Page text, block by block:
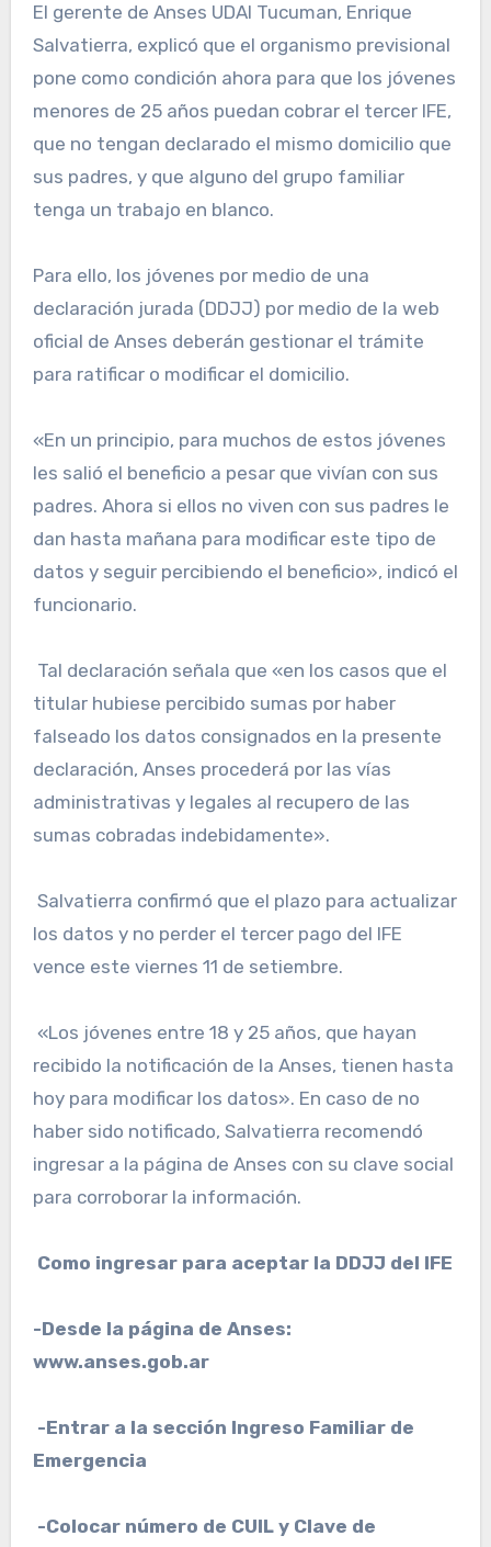
El gerente de Anses UDAI Tucuman, Enrique
Salvatierra, explicó que el organismo previsional
pone como condición ahora para que los jóvenes
menores de 25 años puedan cobrar el tercer IFE,
que no tengan declarado el mismo domicilio que
sus padres, y que alguno del grupo familiar
tenga un trabajo en blanco.
Para ello, los jóvenes por medio de una
declaración jurada (DDJJ) por medio de la web
oficial de Anses deberán gestionar el trámite
para ratificar o modificar el domicilio.
«En un principio, para muchos de estos jóvenes
les salió el beneficio a pesar que vivían con sus
padres. Ahora si ellos no viven con sus padres le
dan hasta mañana para modificar este tipo de
datos y seguir percibiendo el beneficio», indicó el
funcionario.
Tal declaración señala que «en los casos que el
titular hubiese percibido sumas por haber
falseado los datos consignados en la presente
declaración, Anses procederá por las vías
administrativas y legales al recupero de las
sumas cobradas indebidamente».
Salvatierra confirmó que el plazo para actualizar
los datos y no perder el tercer pago del IFE
vence este viernes 11 de setiembre.
«Los jóvenes entre 18 y 25 años, que hayan
recibido la notificación de la Anses, tienen hasta
hoy para modificar los datos». En caso de no
haber sido notificado, Salvatierra recomendó
ingresar a la página de Anses con su clave social
para corroborar la información.
Como ingresar para aceptar la DDJJ del IFE
-Desde la página de Anses:
www.anses.gob.ar
-Entrar a la sección Ingreso Familiar de
Emergencia
-Colocar número de CUIL y Clave de